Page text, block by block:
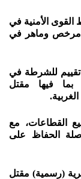
الأمنية في
مرخص وماهر في
للشرطة في
بما فيها مقتل
القطاعات، مع
الحفاظ على
(رسمية) مقتل